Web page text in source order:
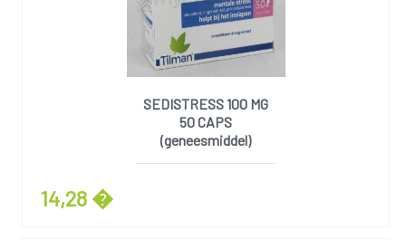
SEDISTRESS 100 MG
50 CAPS
(geneesmiddel)
14,28 �